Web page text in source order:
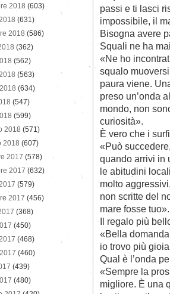
passi e ti lasci
impossibile, il
Bisogna avere
Squali ne ha
«Ne ho
squalo
paura viene.
preso un’onda
mondo, non
curiosità».
È vero che i
«Può
quando arrivi in
le abitudini
molto
non scritte del
mare fosse tuo».
Il regalo più
«Bella
io trovo più
Qual è l’onda
«Sempre la
migliore. È una
2018 (603)
(631)
2018 (586)
(362)
(562)
(563)
(634)
(547)
(599)
2018 (571)
2018 (607)
2017 (578)
2017 (632)
(579)
2017 (456)
(368)
(450)
(468)
(460)
(439)
(480)